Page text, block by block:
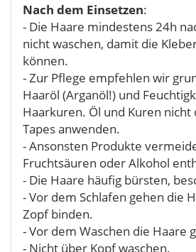
Nach dem Einsetzen:
- Die Haare mindestens 24h
nicht waschen, damit die
können.
- Zur Pflege empfehlen wir
Haaröl (Arganöl!) und
Haarkuren. Öl und Kuren
Tapes anwenden.
- Ansonsten Produkte
Fruchtsäuren oder Alkohol
- Die Haare häufig bürsten,
- Vor dem Schlafen gehen die
Zopf binden.
- Vor dem Waschen die Haare
- Nicht über Kopf waschen.